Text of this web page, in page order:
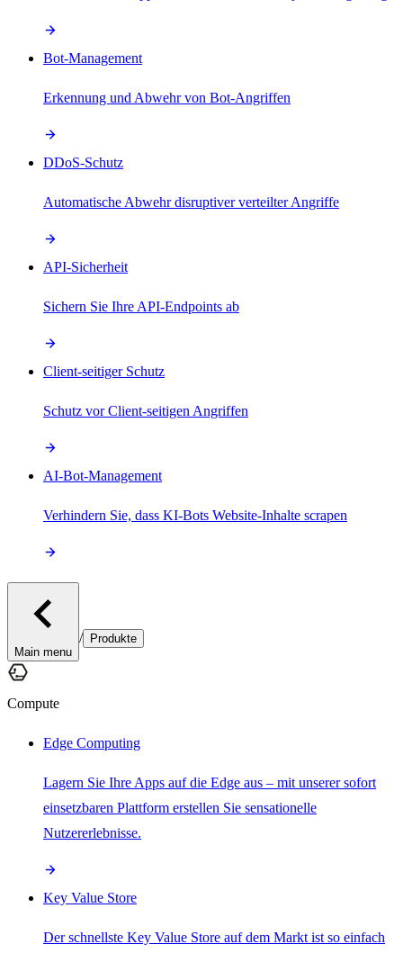
Bot-Management
Erkennung und Abwehr von Bot-Angriffen
DDoS-Schutz
Automatische Abwehr disruptiver verteilter Angriffe
API-Sicherheit
Sichern Sie Ihre API-Endpoints ab
Client-seitiger Schutz
Schutz vor Client-seitigen Angriffen
AI-Bot-Management
Verhindern Sie, dass KI-Bots Website-Inhalte scrapen
Main menu
/ Produkte
Compute
Edge Computing
Lagern Sie Ihre Apps auf die Edge aus – mit unserer sofort
einsetzbaren Plattform erstellen Sie sensationelle
Nutzererlebnisse.
Key Value Store
Der schnellste Key Value Store auf dem Markt ist so einfach